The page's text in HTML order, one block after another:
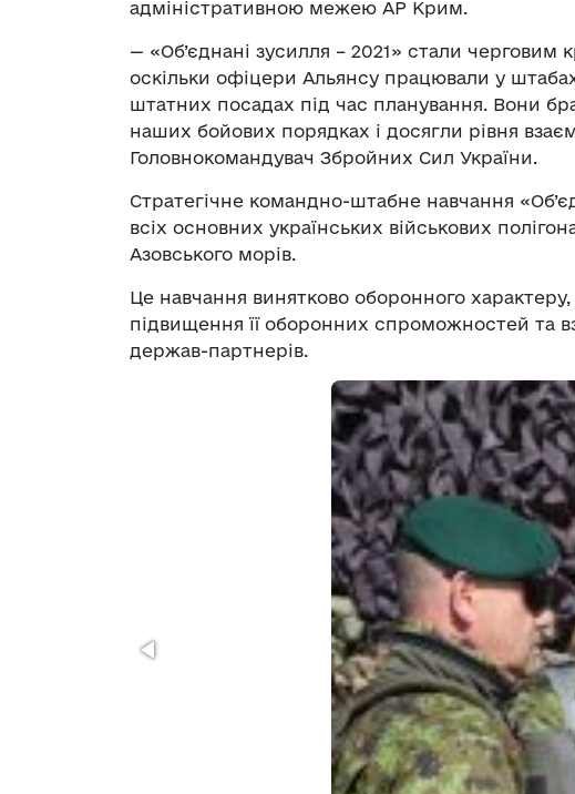
адміністративною межею АР Крим.
— «Об’єднані зусилля – 2021» стали черговим
оскільки офіцери Альянсу працювали у
штатних посадах під час планування. Вони
наших бойових порядках і досягли рівня
Головнокомандувач Збройних Сил України.
Стратегічне командно-штабне навчання
всіх основних українських військових
Азовського морів.
Це навчання винятково оборонного
підвищення її оборонних спроможностей та
держав-партнерів.